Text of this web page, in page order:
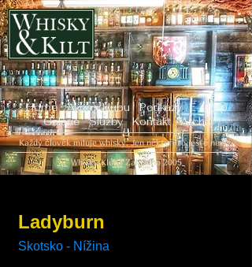
Home Akce v klubuPoukazyE-shop
Galerie
Služby Kontakt Archiv
Každý člověk miluje whisky. Jen někteří to ještě neví...
Whisky Klub | Založeno 2005
Ladyburn